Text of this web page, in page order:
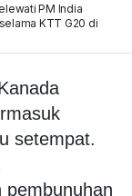
PM India
KTT G20 di
setempat.
pembunuhan